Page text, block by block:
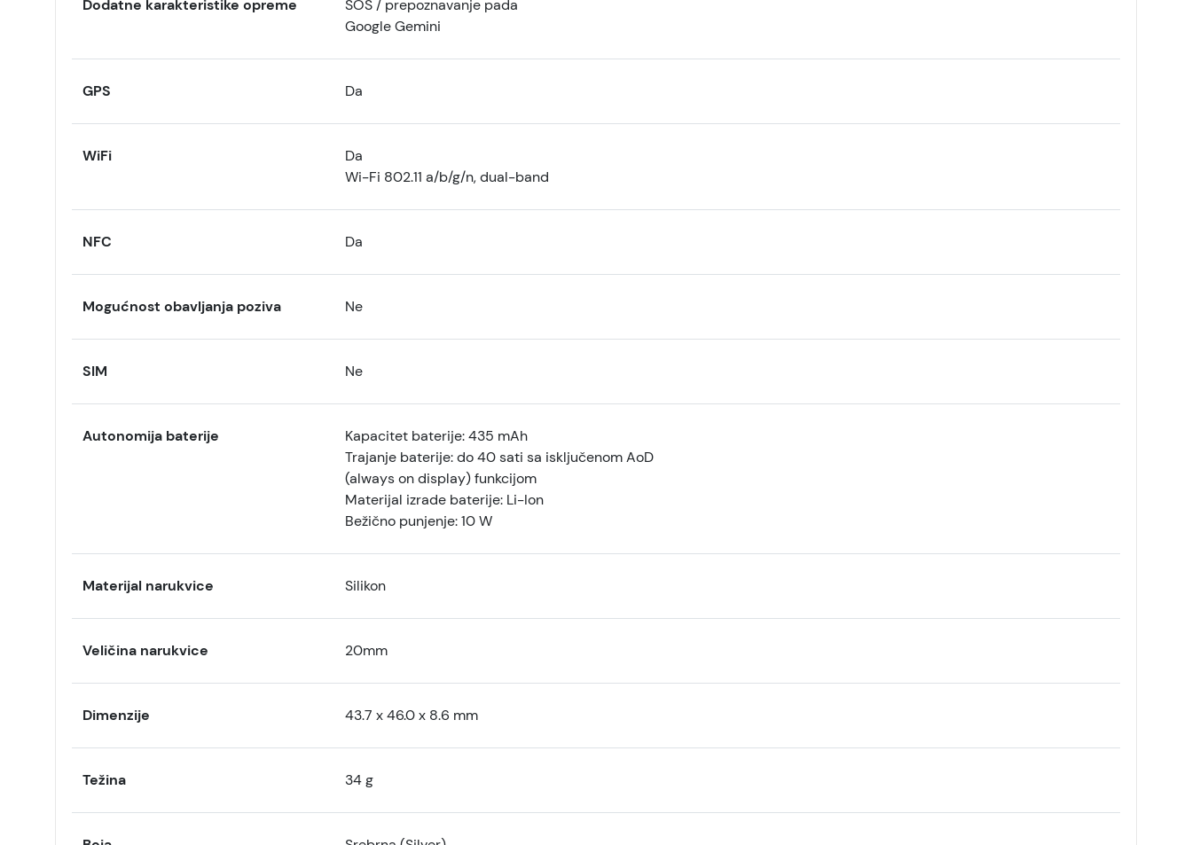
Dodatne karakteristike opreme
SOS / prepoznavanje pada
Google Gemini
GPS Da
WiFi
Da
Wi-Fi 802.11 a/b/g/n, dual-band
NFC Da
Mogućnost obavljanja poziva Ne
SIM Ne
Autonomija baterije
Kapacitet baterije: 435 mAh
Trajanje baterije: do 40 sati sa isključenom AoD
(always on display) funkcijom
Materijal izrade baterije: Li-Ion
Bežično punjenje: 10 W
Materijal narukvice Silikon
Veličina narukvice 20mm
Dimenzije 43.7 x 46.0 x 8.6 mm
Težina 34 g